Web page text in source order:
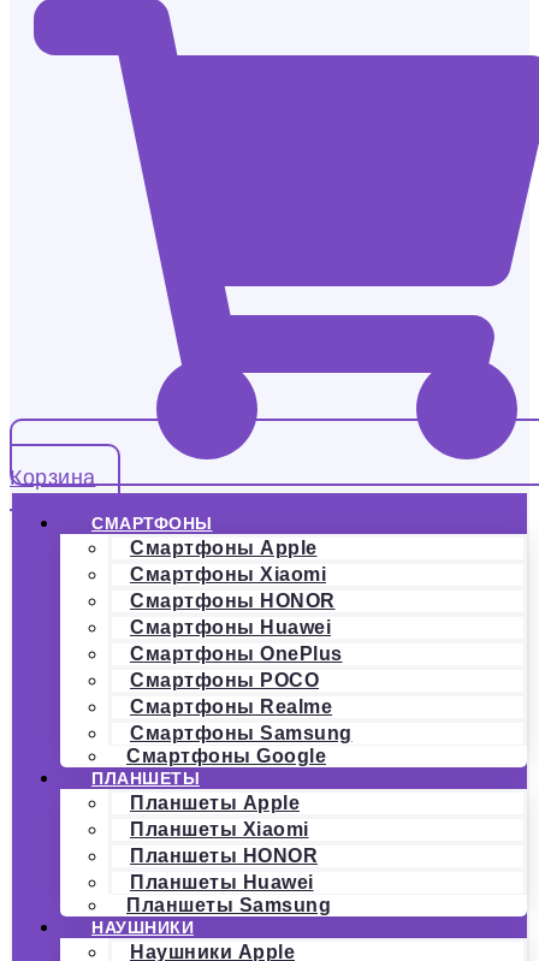
Корзина
СМАРТФОНЫ
Смартфоны Apple
Смартфоны Xiaomi
Смартфоны HONOR
Смартфоны Huawei
Смартфоны OnePlus
Смартфоны POCO
Смартфоны Realme
Смартфоны Samsung
Смартфоны Google
ПЛАНШЕТЫ
Планшеты Apple
Планшеты Xiaomi
Планшеты HONOR
Планшеты Huawei
Планшеты Samsung
НАУШНИКИ
Наушники Apple